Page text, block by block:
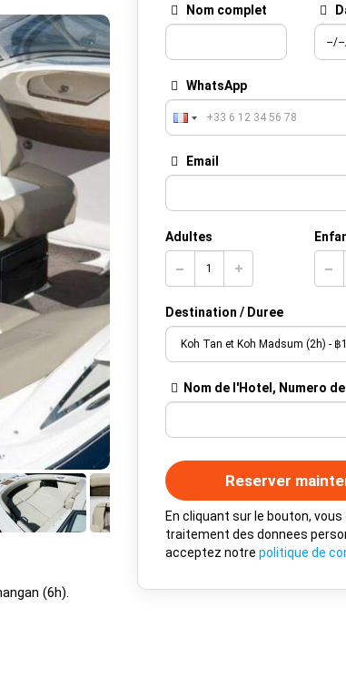
(6h).
Nom complet
WhatsApp
Email
Adultes
Destination / Duree
Nom de l'Hotel, Numero
Reserver
En cliquant sur le bouton,
traitement des donnees
acceptez notre politique de